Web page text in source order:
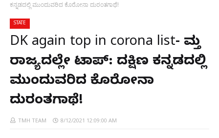
ಕನ್ನಡದಲ್ಲಿ ಮುಂದುವರಿದ ಕೊರೋನಾ ದುರಂತಗಾಥೆ!
STATE
DK again top in corona list- ಮತ್ತೆ
ರಾಜ್ಯದಲ್ಲೇ ಟಾಪ್‌: ದಕ್ಷಿಣ ಕನ್ನಡದಲ್ಲಿ
ಮುಂದುವರಿದ ಕೊರೋನಾ
ದುರಂತಗಾಥೆ!
TMH TEAM 8/12/2021 12:09:00 AM